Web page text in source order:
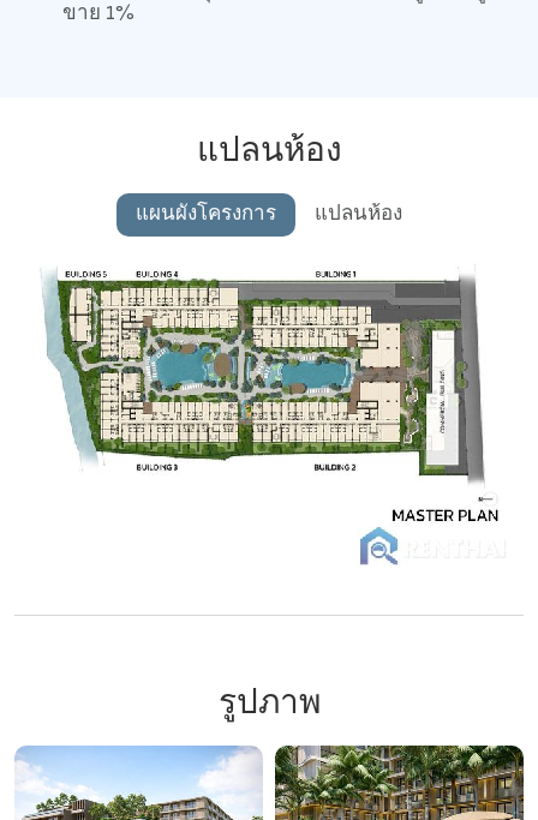
ขาย 1%
แปลนห้อง
แผนผังโครงการ แปลนห้อง
รูปภาพ